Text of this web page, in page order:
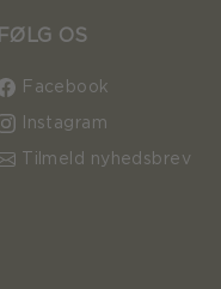
FØLG OS
Facebook
Instagram
Tilmeld nyhedsbrev